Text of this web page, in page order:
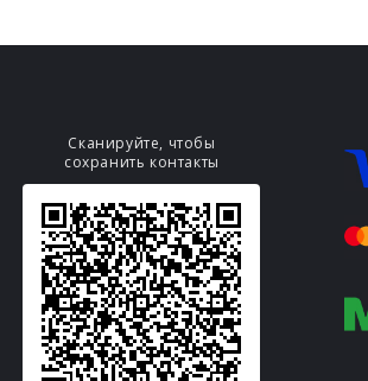
Сканируйте, чтобы
сохранить контакты